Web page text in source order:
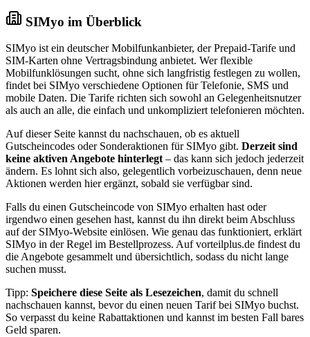
SIMyo im Überblick
SIMyo ist ein deutscher Mobilfunkanbieter, der Prepaid-Tarife und
SIM-Karten ohne Vertragsbindung anbietet. Wer flexible
Mobilfunklösungen sucht, ohne sich langfristig festlegen zu wollen,
findet bei SIMyo verschiedene Optionen für Telefonie, SMS und
mobile Daten. Die Tarife richten sich sowohl an Gelegenheitsnutzer
als auch an alle, die einfach und unkompliziert telefonieren möchten.
Auf dieser Seite kannst du nachschauen, ob es aktuell
Gutscheincodes oder Sonderaktionen für SIMyo gibt. Derzeit sind
keine aktiven Angebote hinterlegt – das kann sich jedoch jederzeit
ändern. Es lohnt sich also, gelegentlich vorbeizuschauen, denn neue
Aktionen werden hier ergänzt, sobald sie verfügbar sind.
Falls du einen Gutscheincode von SIMyo erhalten hast oder
irgendwo einen gesehen hast, kannst du ihn direkt beim Abschluss
auf der SIMyo-Website einlösen. Wie genau das funktioniert, erklärt
SIMyo in der Regel im Bestellprozess. Auf vorteilplus.de findest du
die Angebote gesammelt und übersichtlich, sodass du nicht lange
suchen musst.
Tipp: Speichere diese Seite als Lesezeichen, damit du schnell
nachschauen kannst, bevor du einen neuen Tarif bei SIMyo buchst.
So verpasst du keine Rabattaktionen und kannst im besten Fall bares
Geld sparen.